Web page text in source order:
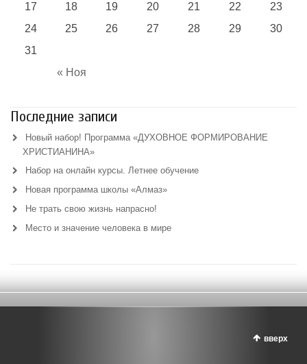
« Ноя
17
18 19 20 21 22
23
24
25 26 27 28 29
30
31
Последние записи
Новый набор! Программа «ДУХОВНОЕ ФОРМИРОВАНИЕ
ХРИСТИАНИНА»
Набор на онлайн курсы. Летнее обучение
Новая программа школы «Алмаз»
Не трать свою жизнь напрасно!
Место и значение человека в мире
вверх